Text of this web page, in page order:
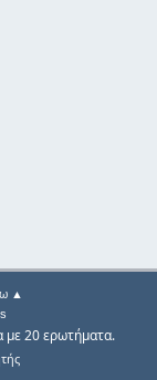
▲
με 20 ερωτήματα.